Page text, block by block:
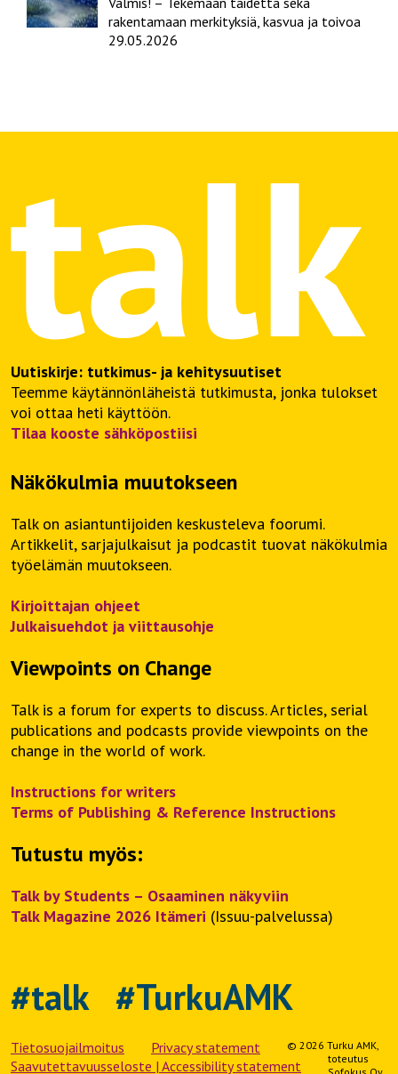
rakentamaan merkityksiä, kasvua ja toivoa
29.05.2026
Uutiskirje: tutkimus- ja kehitysuutiset
Teemme käytännönläheistä tutkimusta, jonka tulokset
voi ottaa heti käyttöön.
Tilaa kooste sähköpostiisi
Näkökulmia muutokseen
Talk on asiantuntijoiden keskusteleva foorumi.
Artikkelit, sarjajulkaisut ja podcastit tuovat näkökulmia
työelämän muutokseen.
Kirjoittajan ohjeet
Julkaisuehdot ja viittausohje
Viewpoints on Change
Talk is a forum for experts to discuss. Articles, serial
publications and podcasts provide viewpoints on the
change in the world of work.
Instructions for writers
Terms of Publishing & Reference Instructions
Tutustu myös:
Talk by Students – Osaaminen näkyviin
Talk Magazine 2026 Itämeri (Issuu-palvelussa)
#talk #TurkuAMK
Tietosuojailmoitus
Privacy statement
Saavutettavuusseloste | Accessibility statement
© 2026 Turku AMK,
toteutus